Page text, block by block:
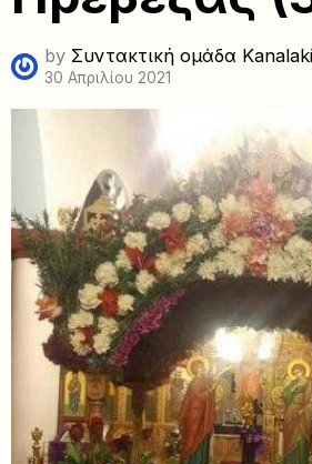
by Συντακτική ομάδα
30 Απριλίου 2021